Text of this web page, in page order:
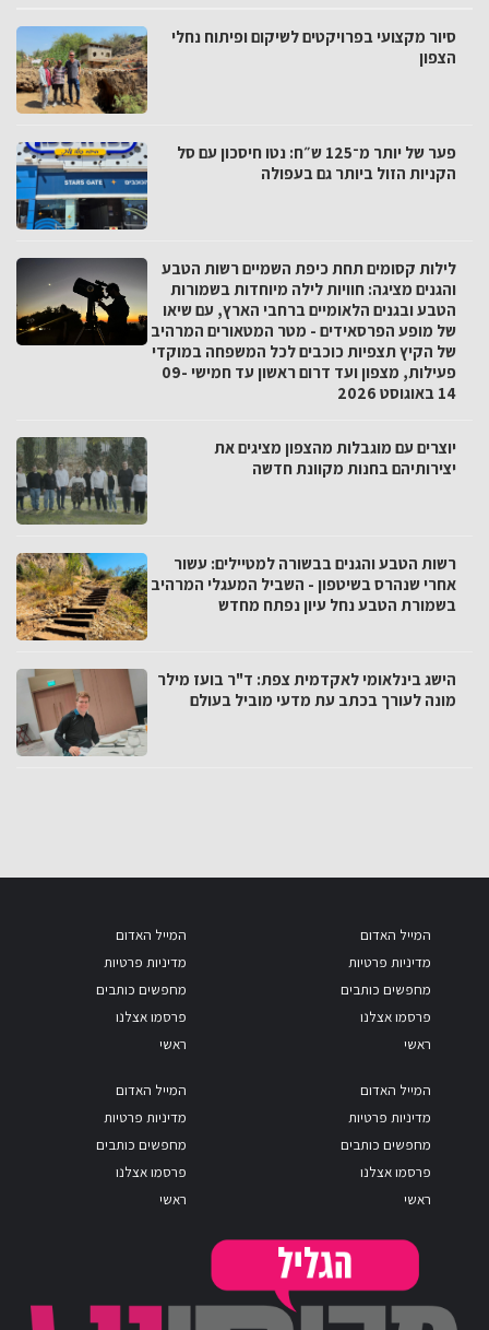
סיור מקצועי בפרויקטים לשיקום ופיתוח נחלי
הצפון
פער של יותר מ־125 ש״ח: נטו חיסכון עם סל
הקניות הזול ביותר גם בעפולה
לילות קסומים תחת כיפת השמיים רשות הטבע
והגנים מציגה: חוויות לילה מיוחדות בשמורות
הטבע ובגנים הלאומיים ברחבי הארץ, עם שיאו
של מופע הפרסאידים - מטר המטאורים המרהיב
של הקיץ תצפיות כוכבים לכל המשפחה במוקדי
פעילות, מצפון ועד דרום ראשון עד חמישי 09-
14 באוגוסט 2026
יוצרים עם מוגבלות מהצפון מציגים את
יצירותיהם בחנות מקוונת חדשה
רשות הטבע והגנים בבשורה למטיילים: עשור
אחרי שנהרס בשיטפון - השביל המעגלי המרהיב
בשמורת הטבע נחל עיון נפתח מחדש
הישג בינלאומי לאקדמית צפת: ד"ר בועז מילר
מונה לעורך בכתב עת מדעי מוביל בעולם
המייל האדום
מדיניות פרטיות
מחפשים כותבים
פרסמו אצלנו
ראשי
המייל האדום
מדיניות פרטיות
מחפשים כותבים
פרסמו אצלנו
ראשי
המייל האדום
מדיניות פרטיות
מחפשים כותבים
פרסמו אצלנו
ראשי
המייל האדום
מדיניות פרטיות
מחפשים כותבים
פרסמו אצלנו
ראשי